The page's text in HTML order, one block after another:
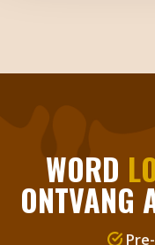
WORD
ONTVANG